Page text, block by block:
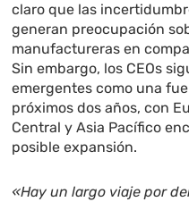
claro que las
generan preocupación
manufactureras en
Sin embargo, los CEOs
emergentes como una
próximos dos años, con
Central y Asia Pacífico
posible expansión.
«Hay un largo viaje por